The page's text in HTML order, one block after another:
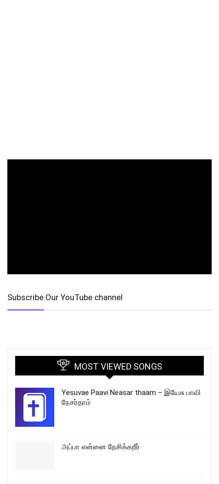
Subscribe Our YouTube channel
MOST VIEWED SONGS
Yesuvae Paavi Neasar thaam – இயேசு பாவி
நேசர்தாம்
அப்பா என்னை நேசிக்கறீர்